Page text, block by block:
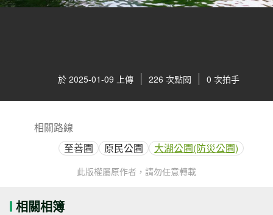
於 2025-01-09 上傳 226 次點閱 0 次拍手
相關路線
至善園
原民公園 大湖公園(防災公園)
此版權屬原作者，請勿任意轉載
相關相簿